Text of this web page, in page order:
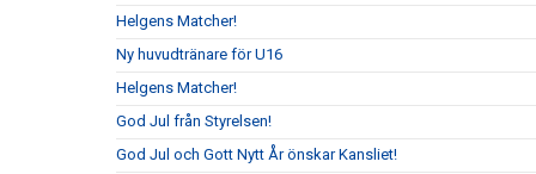
Helgens Matcher!
Ny huvudtränare för U16
Helgens Matcher!
God Jul från Styrelsen!
God Jul och Gott Nytt År önskar Kansliet!